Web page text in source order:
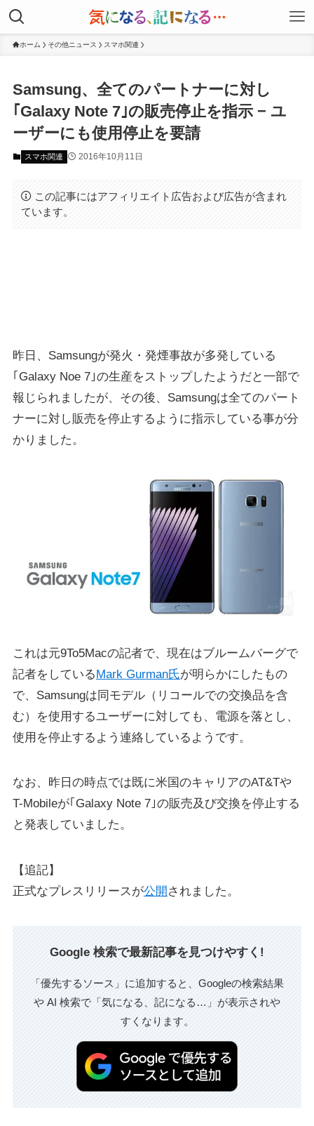
ホーム その他ニュース スマホ関連
Samsung、全てのパートナーに対し
｢Galaxy Note 7｣の販売停止を指示 − ユ
ーザーにも使用停止を要請
スマホ関連 2016年10月11日
この記事にはアフィリエイト広告および広告が含まれ
ています。
昨日、Samsungが発火・発煙事故が多発している
｢Galaxy Noe 7｣の生産をストップしたようだと一部で
報じられましたが、その後、Samsungは全てのパート
ナーに対し販売を停止するように指示している事が分
かりました。
これは元9To5Macの記者で、現在はブルームバーグで
記者をしている Mark Gurman氏が明らかにしたもの
で、Samsungは同モデル（リコールでの交換品を含
む）を使用するユーザーに対しても、電源を落とし、
使用を停止するよう連絡しているようです。
なお、昨日の時点では既に米国のキャリアのAT&Tや
T-Mobileが｢Galaxy Note 7｣の販売及び交換を停止する
と発表していました。
【追記】
正式なプレスリリースが公開 されました。
Google 検索で最新記事を見つけやすく!
「優先するソース」に追加すると、Googleの検索結果
や AI 検索で「気になる、記になる…」が表示されや
すくなります。